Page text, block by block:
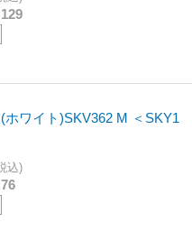
ホワイト)SKV362 M ＜SKY1
込)